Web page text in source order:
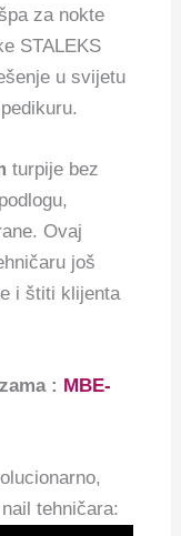
za nokte
STALEKS
u svijetu
turpije bez
Ovaj
još
i štiti klijenta
: MBE-
tehničara: